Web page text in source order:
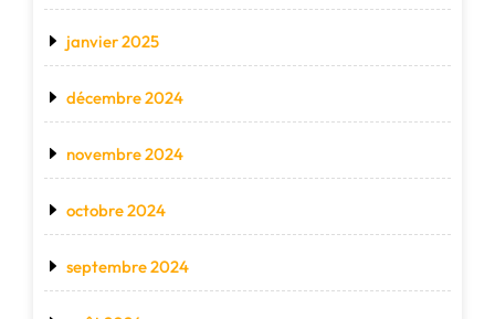
janvier 2025
décembre 2024
novembre 2024
octobre 2024
septembre 2024